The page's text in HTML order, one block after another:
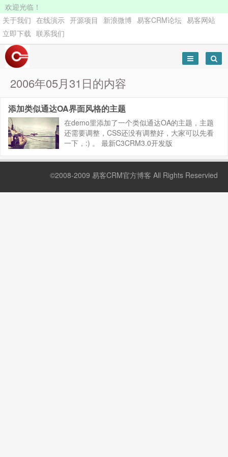
欢迎光临！
关于我们 在线演示 开源项目 新浪微博 易客CRM论坛 易客网站
立即下载 联系我们
2006年05月31日的内容
添加类似通达OA界面风格的主题
在demo里添加了一个类似通达OA的主题，主题
还需要调整，CSS还没有调整好，大家可以先看
一下，:) 。 最新C3CRM3.0开发版
户：will / will 管理...
©2008-2009 易客CRM官方博客 All Rights Reservied